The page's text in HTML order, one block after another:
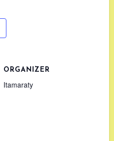
ORGANIZER
Itamaraty